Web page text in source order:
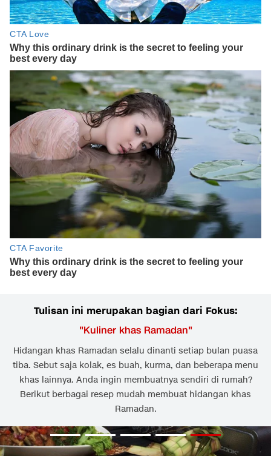
Tulisan ini merupakan bagian dari Fokus:
"Kuliner khas Ramadan"
Hidangan khas Ramadan selalu dinanti setiap bulan puasa
tiba. Sebut saja kolak, es buah, kurma, dan beberapa menu
khas lainnya. Anda ingin membuatnya sendiri di rumah?
Berikut berbagai resep mudah membuat hidangan khas
Ramadan.